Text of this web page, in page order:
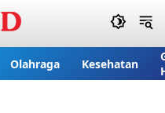
Olahraga Kesehatan